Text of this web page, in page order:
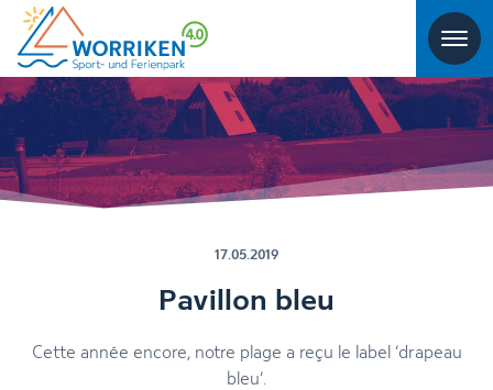
17.05.2019
Pavillon bleu
Cette année encore, notre plage a reçu le label ‘drapeau
bleu’.